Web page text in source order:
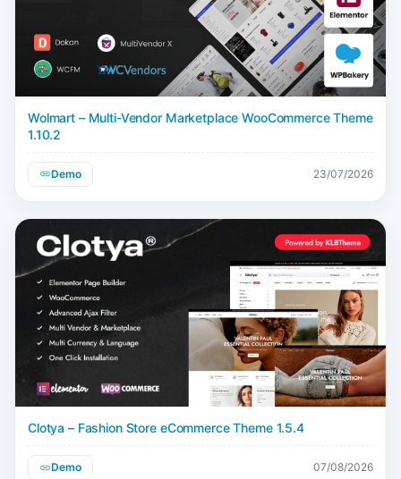
Wolmart – Multi-Vendor Marketplace WooCommerce Theme
1.10.2
Demo 23/07/2026
Clotya – Fashion Store eCommerce Theme 1.5.4
Demo 07/08/2026